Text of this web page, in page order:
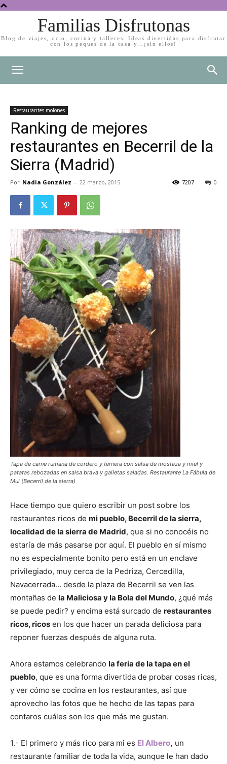
Familias Disfrutonas
Blog de viajes, ocio, cocina y talleres. Ideas divertidas para disfrutar
con los peques de la casa y…¡sin ellos!
Restaurantes molones
Ranking de mejores
restaurantes en Becerril de la
Sierra (Madrid)
Por Nadia González - 22 marzo, 2015 0
7207
Tapa de carne rumana de cordero y ternera con salsa de mostaza y miel y
patatas rebozadas en salsa brava y galletas saladas. Restaurante La Fábula de
Mui (Becerril de la sierra)
Hace tiempo que quiero escribir un post sobre los
restaurantes ricos de mi pueblo, Becerril de la sierra,
localidad de la sierra de Madrid, que si no conocéis no
estaría de más pasarse por aquí. El pueblo en sí mismo
no es especialmente bonito pero está en un enclave
privilegiado, muy cerca de la Pedriza, Cercedilla,
Navacerrada… desde la plaza de Becerril se ven las
montañas de la Maliciosa y la Bola del Mundo, ¿qué más
se puede pedir? y encima está surcado de restaurantes
ricos, ricos en los que hacer un parada deliciosa para
reponer fuerzas después de alguna ruta.
Ahora estamos celebrando la feria de la tapa en el
pueblo, que es una forma divertida de probar cosas ricas,
y ver cómo se cocina en los restaurantes, así que
aprovecho las fotos que he hecho de las tapas para
contaros cuáles son los que más me gustan.
1.- El primero y más rico para mi es El Albero, un
restaurante familiar de toda la vida, aunque le han dado